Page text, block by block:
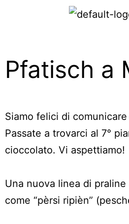
Pfatisch a
Siamo felici di
Passate a trovarci al 7°
cioccolato. Vi aspettiamo!
Una nuova linea di
come “pèrsi ripièn”